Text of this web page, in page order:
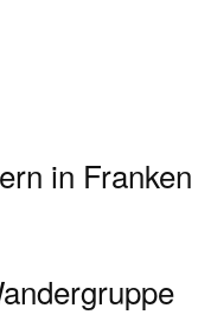
in Franken